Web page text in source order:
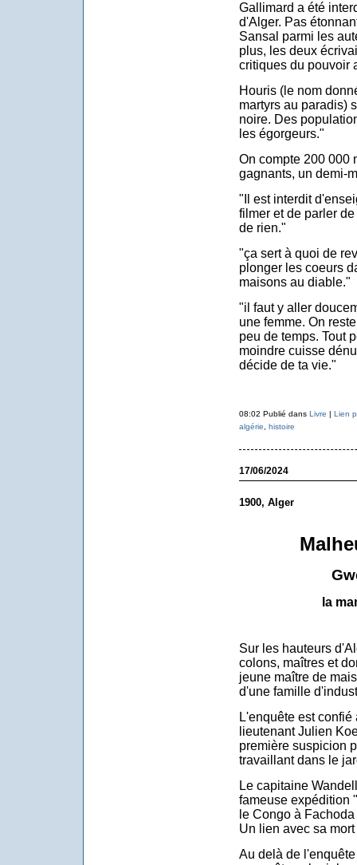
Gallimard a été
d'Alger. Pas
Sansal parmi les
plus, les deux
critiques du pouvoir
Houris (le nom
martyrs au paradis)
noire. Des
les égorgeurs."
On compte 200 000
gagnants, un demi-
"Il est interdit
filmer et de parler
de rien."
"ça sert à quoi de
plonger les coeurs
maisons au diable."
"il faut y aller
une femme. On
peu de temps. Tout
moindre cuisse
décide de ta vie."
08:02 Publié dans Livre | Lien
algérie
histoire
17/06/2024
1900, Alger
la
Sur les hauteurs
colons, maîtres et
jeune maître de
d'une famille
L'enquête est
lieutenant Julien
première suspicion
travaillant dans le
Le capitaine
fameuse expédition
le Congo à
Un lien avec sa mort
Au delà de